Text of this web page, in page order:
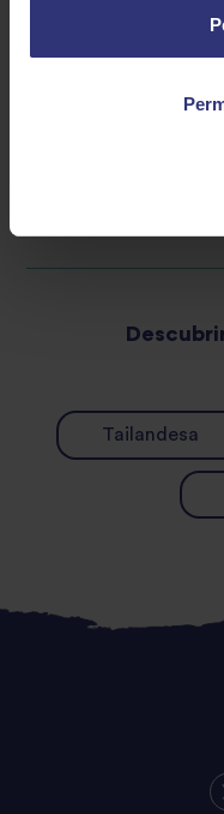
1 cucharada de
Aceite vegetal
Tailandesa